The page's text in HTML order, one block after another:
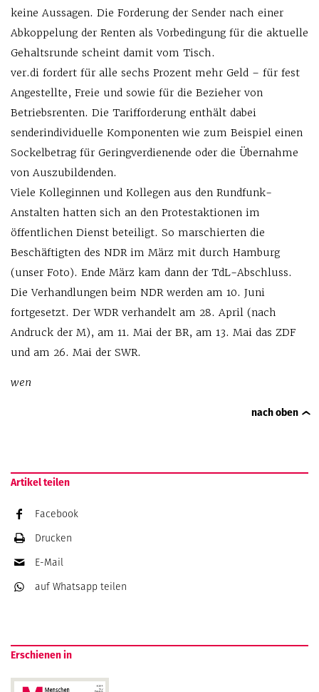
keine Aussagen. Die Forderung der Sender nach einer
Abkoppelung der Renten als Vorbedingung für die aktuelle
Gehaltsrunde scheint damit vom Tisch.
ver.di fordert für alle sechs Prozent mehr Geld – für fest
Angestellte, Freie und sowie für die Bezieher von
Betriebsrenten. Die Tarifforderung enthält dabei
senderindividuelle Komponenten wie zum Beispiel einen
Sockelbetrag für Geringverdienende oder die Übernahme
von Auszubildenden.
Viele Kolleginnen und Kollegen aus den Rundfunk-
Anstalten hatten sich an den Protestaktionen im
öffentlichen Dienst beteiligt. So marschierten die
Beschäftigten des NDR im März mit durch Hamburg
(unser Foto). Ende März kam dann der TdL-Abschluss.
Die Verhandlungen beim NDR werden am 10. Juni
fortgesetzt. Der WDR verhandelt am 28. April (nach
Andruck der M), am 11. Mai der BR, am 13. Mai das ZDF
und am 26. Mai der SWR.
wen
nach oben
Artikel teilen
Facebook
Drucken
E-Mail
auf Whatsapp teilen
Erschienen in